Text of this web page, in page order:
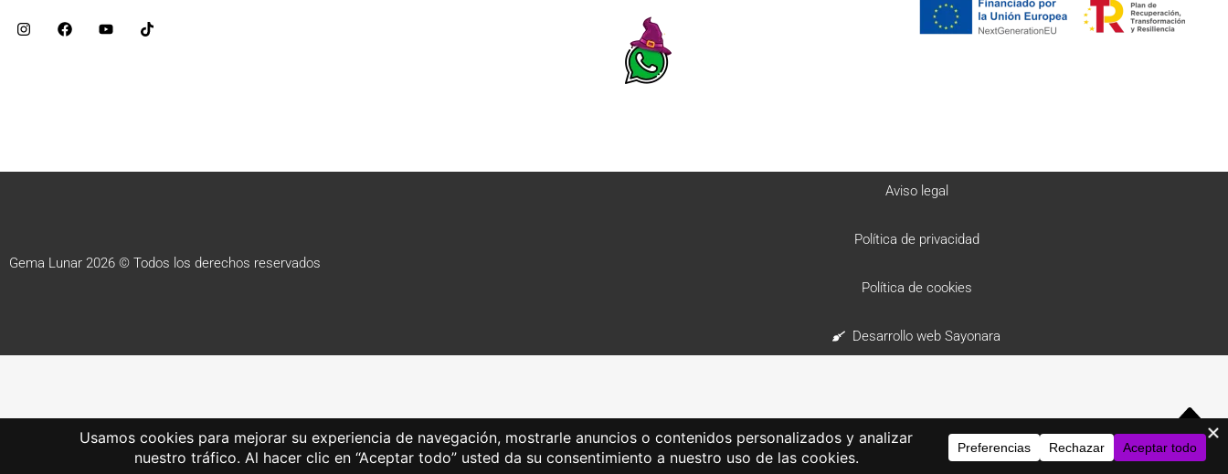
Gema Lunar 2026 © Todos los derechos reservados
Aviso legal
Política de privacidad
Política de cookies
Desarrollo web Sayonara